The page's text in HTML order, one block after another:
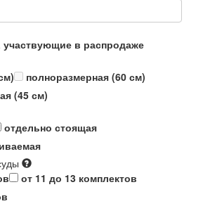
в распродаже
полноразмерная (60 см)
(45 см)
отдельно стоящая
от 11 до 13 комплектов